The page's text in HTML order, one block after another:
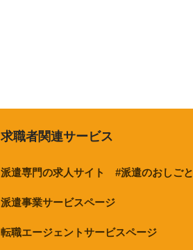
求職者関連サービス
派遣専門の求人サイト #派遣のおしごと
派遣事業サービスページ
転職エージェントサービスページ